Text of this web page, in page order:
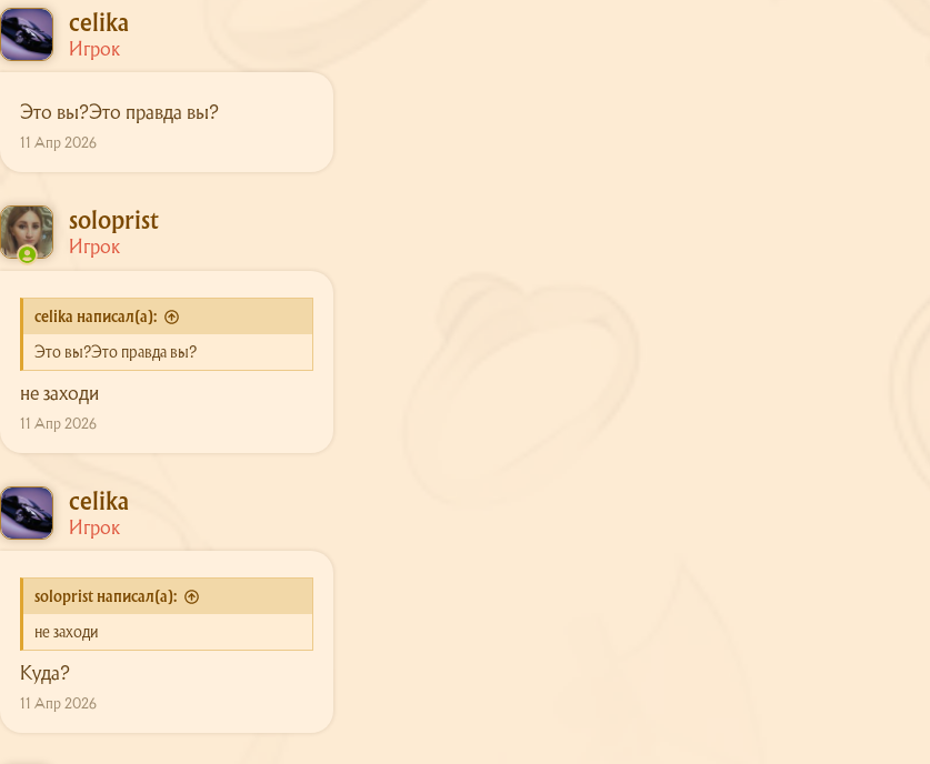
celika
Игрок
Это вы?Это правда вы?
11 Апр 2026
soloprist
Игрок
celika написал(а):
Это вы?Это правда вы?
не заходи
11 Апр 2026
celika
Игрок
soloprist написал(а):
не заходи
Куда?
11 Апр 2026